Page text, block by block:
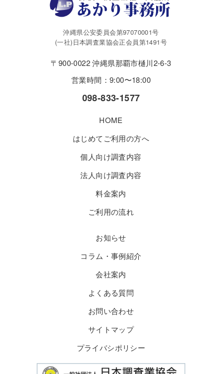
沖縄県公安委員会第97070001号
(一社)日本調査業協会正会員第1491号
〒900-0022 沖縄県那覇市樋川2-6-3
営業時間：9:00〜18:00
098-833-1577
HOME
はじめてご利用の方へ
個人向け調査内容
法人向け調査内容
料金案内
ご利用の流れ
お知らせ
コラム・事例紹介
会社案内
よくある質問
お問い合わせ
サイトマップ
プライバシポリシー